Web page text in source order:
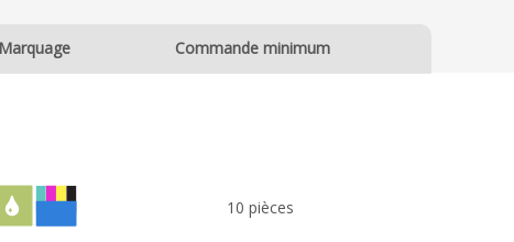
Marquage Commande minimum
10 pièces